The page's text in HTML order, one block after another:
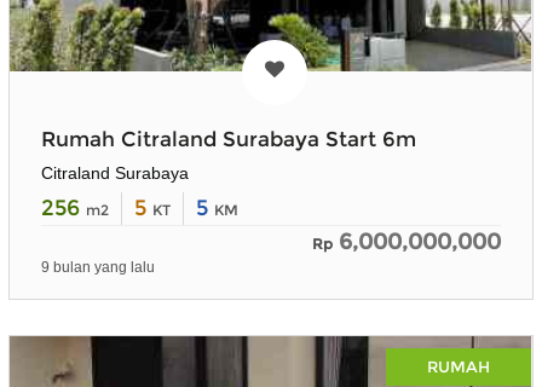
Rumah Citraland Surabaya Start 6m
Citraland Surabaya
256 m2 5 KT 5 KM
Rp 6,000,000,000
9 bulan yang lalu
RUMAH